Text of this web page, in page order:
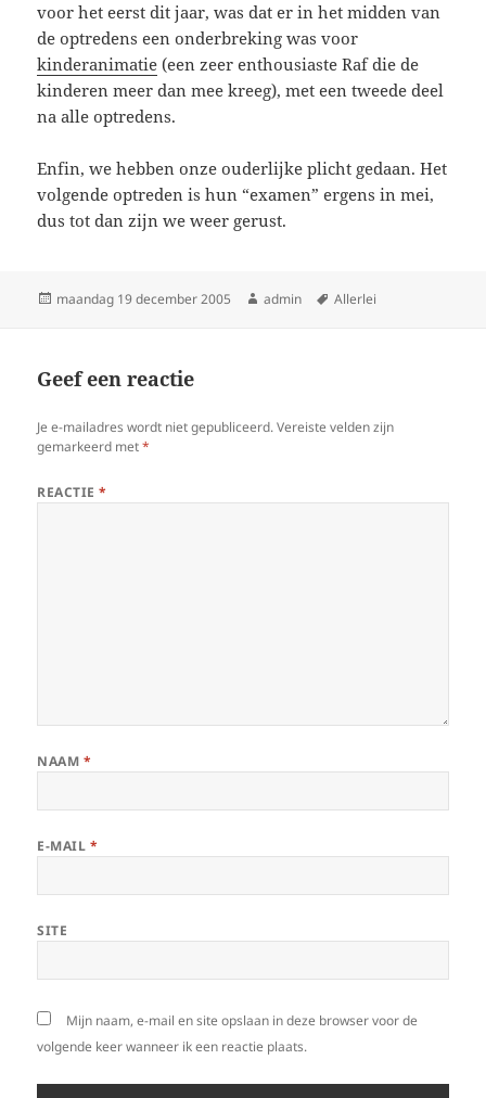
voor het eerst dit jaar, was dat er in het midden van
de optredens een onderbreking was voor
kinderanimatie (een zeer enthousiaste Raf die de
kinderen meer dan mee kreeg), met een tweede deel
na alle optredens.
Enfin, we hebben onze ouderlijke plicht gedaan. Het
volgende optreden is hun “examen” ergens in mei,
dus tot dan zijn we weer gerust.
Geplaatst
maandag 19 december 2005 Auteur
admin Tags
Allerlei
Geef een reactie
Je e-mailadres wordt niet gepubliceerd. Vereiste velden zijn
gemarkeerd met*
REACTIE*
NAAM *
E-MAIL *
SITE
Mijn naam, e-mail en site opslaan in deze browser voor de
volgende keer wanneer ik een reactie plaats.